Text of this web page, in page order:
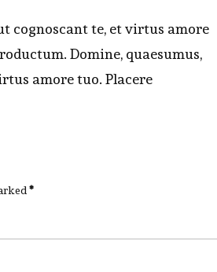
cognoscant te, et virtus amore
Domine, quaesumus,
amore tuo. Placere
*